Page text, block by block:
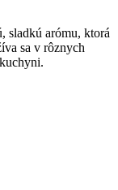
sladkú arómu, ktorá
sa v rôznych